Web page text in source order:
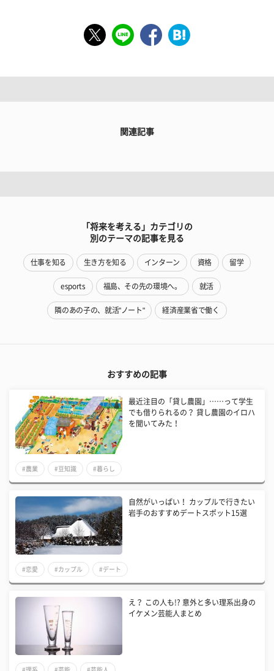
関連記事
「将来を考える」カテゴリの
別のテーマの記事を見る
仕事を知る 生き方を知る インターン 資格 留学
esports 福島、その先の環境へ。 就活
隣のあの子の、就活"ノート" 経済産業省で働く
おすすめの記事
最近注目の「貸し農園」……って学生
でも借りられるの？ 貸し農園のイロハ
を聞いてみた！
#農業 #豆知識 #暮らし
自然がいっぱい！ カップルで行きたい
岩手のおすすめデートスポット15選
#恋愛 #カップル #デート
え？ この人も!? 意外と多い理系出身の
イケメン芸能人まとめ
#理系 #芸能 #芸能人